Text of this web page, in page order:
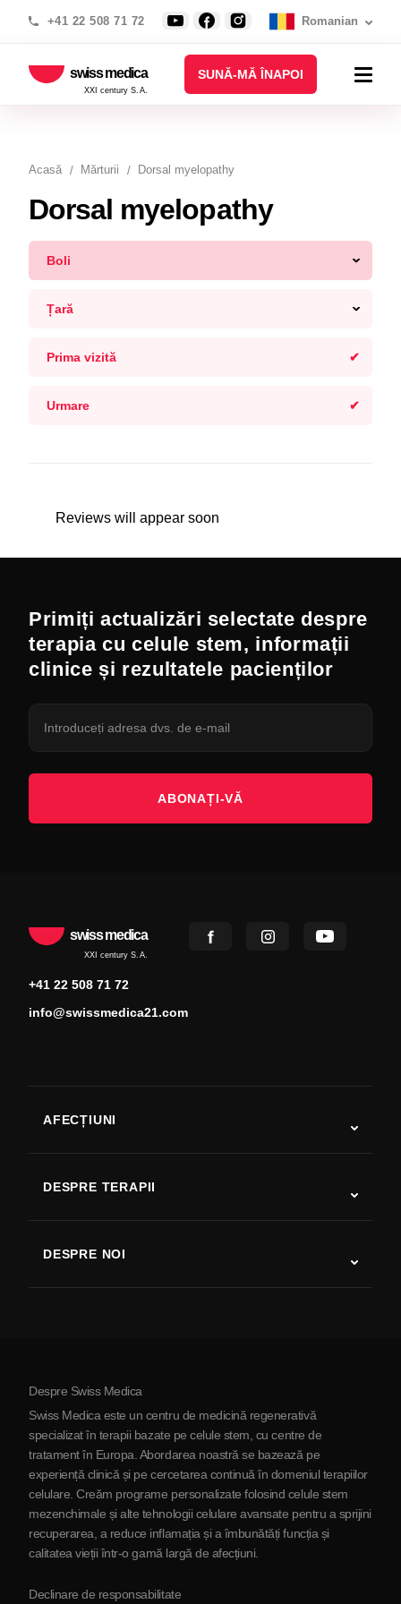
+41 22 508 71 72 Romanian
swiss medica
XXI century S.A.
SUNĂ-MĂ ÎNAPOI
Acasă Mărturii Dorsal myelopathy
Dorsal myelopathy
Boli
Țară
Prima vizită
Urmare
Reviews will appear soon
Primiți actualizări selectate despre
terapia cu celule stem, informații
clinice și rezultatele pacienților
ABONAȚI-VĂ
swiss medica
XXI century S.A.
+41 22 508 71 72
info@swissmedica21.com
AFECȚIUNI
Boala Parkinson
Artrită
DESPRE TERAPII
DESPRE NOI
Despre Serbia
Parteneriat
Contactaţi-ne
Despre Swiss Medica
Swiss Medica este un centru de medicină regenerativă
specializat în terapii bazate pe celule stem, cu centre de
tratament în Europa. Abordarea noastră se bazează pe
experiență clinică și pe cercetarea continuă în domeniul terapiilor
celulare. Creăm programe personalizate folosind celule stem
mezenchimale și alte tehnologii celulare avansate pentru a sprijini
recuperarea, a reduce inflamația și a îmbunătăți funcția și
calitatea vieții într-o gamă largă de afecțiuni.
Declinare de responsabilitate